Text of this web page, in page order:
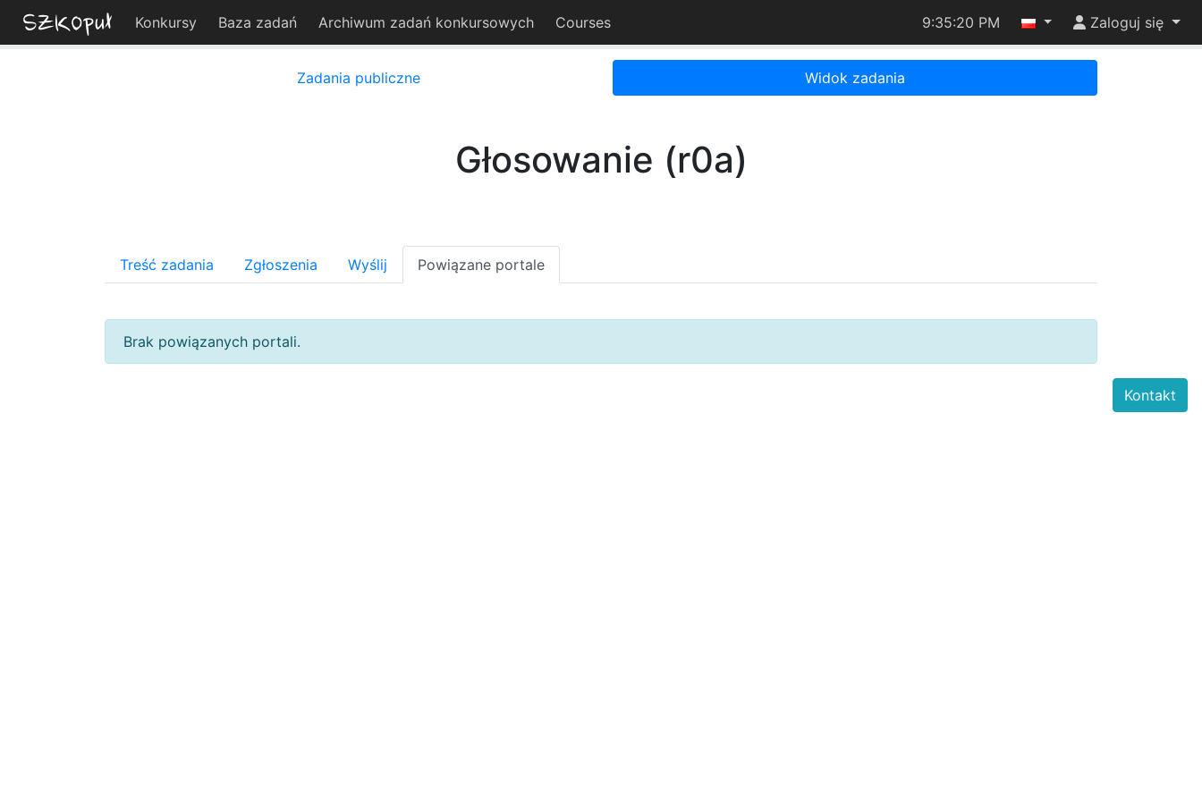
Konkursy Baza zadań Archiwum zadań konkursowych Courses 9:35:20 PM Zaloguj się
Zadania publiczne Widok zadania
Głosowanie (r0a)
Treść zadania Zgłoszenia Wyślij Powiązane portale
Brak powiązanych portali.
Kontakt